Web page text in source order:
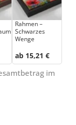
Rahmen –
Schwarzes
Wenge
ab 15,21 €
im